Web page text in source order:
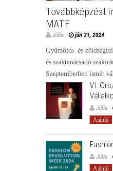
Továbbképzést
MATE
Júlia jún 21, 2024
Gyümölcs- és
és szaktanácsadó
Szeptemberben ismét
VI.
Júlia
Ajánló
Júlia
Ajánló